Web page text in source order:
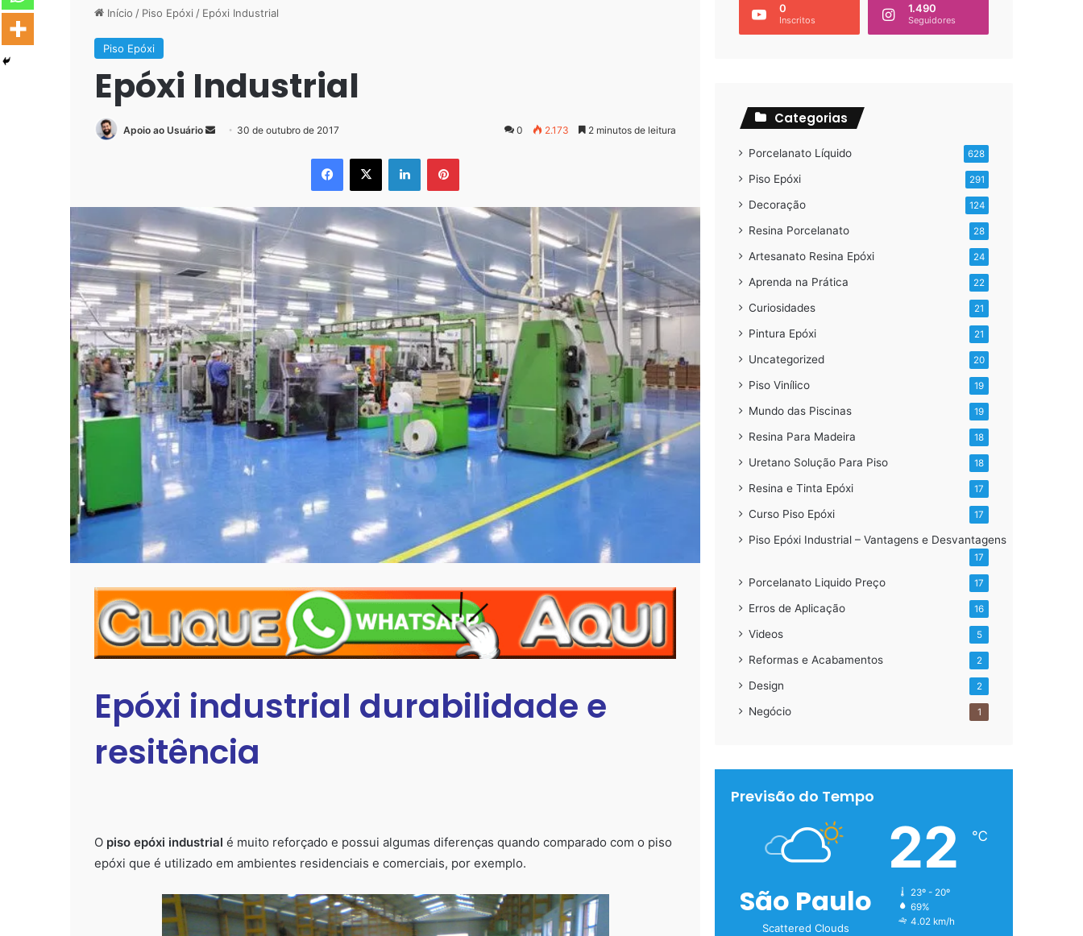
Início / Piso Epóxi / Epóxi Industrial
Piso Epóxi
Epóxi Industrial
Apoio ao Usuário
Mande30 de outubro de 2017 0 2.173 2 minutos de leitura
Facebook
X LinkedinPinterest
Epóxi industrial durabilidade e
resitência
O piso epóxi industrial é muito reforçado e possui algumas diferenças quando comparado com o piso
epóxi que é utilizado em ambientes residenciais e comerciais, por exemplo.
0
Inscritos
1.490
Seguidores
Categorias
Porcelanato Líquido 628
Piso Epóxi 291
Decoração 124
Resina Porcelanato 28
Artesanato Resina Epóxi 24
Aprenda na Prática 22
Curiosidades 21
Pintura Epóxi 21
Uncategorized 20
Piso Vinílico 19
Mundo das Piscinas 19
Resina Para Madeira 18
Uretano Solução Para Piso 18
Resina e Tinta Epóxi 17
Curso Piso Epóxi 17
Piso Epóxi Industrial – Vantagens e Desvantagens
17
Porcelanato Liquido Preço 17
Erros de Aplicação 16
Videos 5
Reformas e Acabamentos 2
Design 2
Negócio 1
Previsão do Tempo
São Paulo
Scattered Clouds
22 ℃
23º - 20º
69%
4.02 km/h